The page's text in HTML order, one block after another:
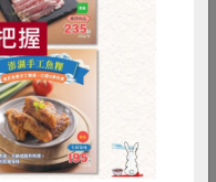
放入海帶芽，再煮
熱水沖泡2分鐘後撈
涼拌即可食用
免誤食
買